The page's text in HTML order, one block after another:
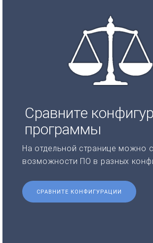
Сравните
программы
На отдельной странице можно
возможности ПО в разных
СРАВНИТЕ КОНФИГУРАЦИИ